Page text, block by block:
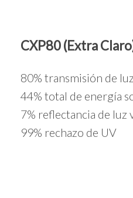
CXP80 (Extra
80% transmisión de
44% total de energía
7% reflectancia de luz
99% rechazo de UV